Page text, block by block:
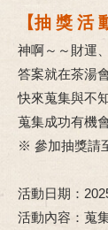
【抽 獎 活
神啊～～財運
答案就在茶湯
快來蒐集與不
蒐集成功有機
※ 參加抽獎請
活動日期：
活動內容：蒐